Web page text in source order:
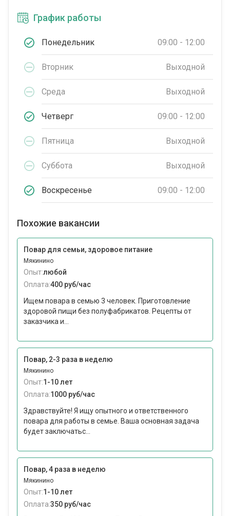
График работы
Понедельник 09:00 - 12:00
Вторник Выходной
Среда Выходной
Четверг 09:00 - 12:00
Пятница Выходной
Суббота Выходной
Воскресенье 09:00 - 12:00
Похожие вакансии
Повар для семьи, здоровое питание
Мякинино
Опыт:любой
Оплата:400 руб/час
Ищем повара в семью 3 человек. Приготовление
здоровой пищи без полуфабрикатов. Рецепты от
заказчика и...
Повар, 2-3 раза в неделю
Мякинино
Опыт:1-10 лет
Оплата:1000 руб/час
Здравствуйте! Я ищу опытного и ответственного
повара для работы в семье. Ваша основная задача
будет заключатьс...
Повар, 4 раза в неделю
Мякинино
Опыт:1-10 лет
Оплата:350 руб/час